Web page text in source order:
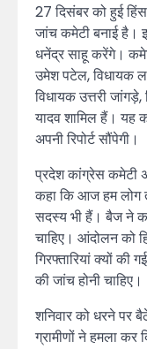
27 दिसंबर को हुई
जांच कमेटी बनाई है।
धनेंद्र साहू करेंगे।
उमेश पटेल, विधायक
विधायक उत्तरी
यादव शामिल हैं। यह
अपनी रिपोर्ट सौंपेगी।
प्रदेश कांग्रेस कमेटी
कहा कि आज हम लोग
सदस्य भी हैं। बैज ने
चाहिए। आंदोलन को
गिरफ्तारियां क्यों
की जांच होनी चाहिए।
शनिवार को धरने पर
ग्रामीणों ने हमला कर